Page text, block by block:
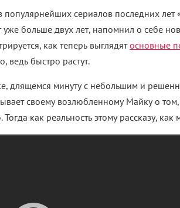
популярнейших сериалов последних
уже больше двух лет, напомнил о себе
как теперь выглядятосновные
ведь быстро растут.
длящемся минуту с небольшим и
своему возлюбленному Майку о
как реальность этому рассказу,